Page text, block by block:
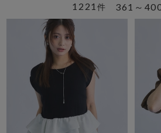
361～
1221 件